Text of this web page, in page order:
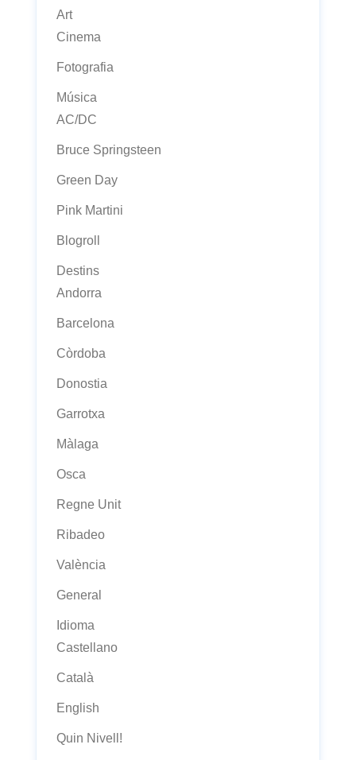
Art
Cinema
Fotografia
Música
AC/DC
Bruce Springsteen
Green Day
Pink Martini
Blogroll
Destins
Andorra
Barcelona
Còrdoba
Donostia
Garrotxa
Màlaga
Osca
Regne Unit
Ribadeo
València
General
Idioma
Castellano
Català
English
Quin Nivell!